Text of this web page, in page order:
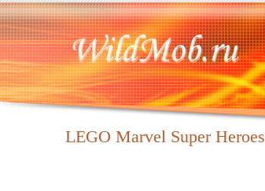
LEGO Marvel Super Heroes